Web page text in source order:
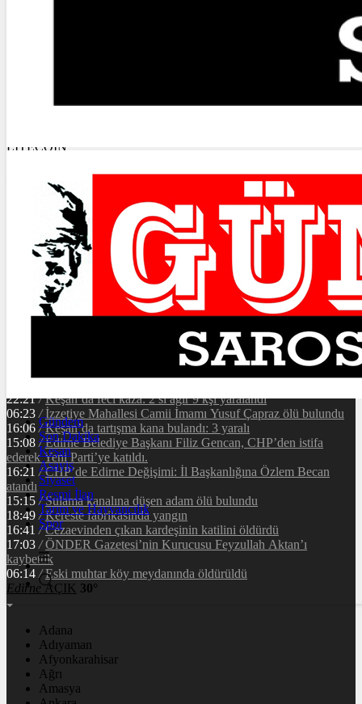
LİTECOİN
ETHEREUM
RİPPLE
TETHER
Gündem
Son Dakika
Keşan
Asayiş
Siyaset
Resmi İlan
Tarım ve Hayvancılık
Spor
22:21 / Keşan’da feci kaza: 2’si ağır 9 kşi yaralandı
06:23 / İzzetiye Mahallesi Camii İmamı Yusuf Çapraz ölü bulundu
16:06 / Keşan’da tartışma kana bulandı: 3 yaralı
15:08 / Edirne Belediye Başkanı Filiz Gencan, CHP’den istifa
ederek Yeni Parti’ye katıldı.
16:21 / CHP’de Edirne Değişimi: İl Başkanlığına Özlem Becan
atandı
15:15 / Sulama kanalına düşen adam ölü bulundu
18:49 / Kereste fabrikasında yangın
16:41 / Cezaevinden çıkan kardeşinin katilini öldürdü
17:03 / ÖNDER Gazetesi’nin Kurucusu Feyzullah Aktan’ı
kaybettik
06:14 / Eski muhtar köy meydanında öldürüldü
Edirne AÇIK 30°
Adana
Adıyaman
Afyonkarahisar
Ağrı
Amasya